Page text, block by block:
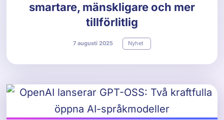
smartare, mänskligare och mer
tillförlitlig
7 augusti 2025 Nyhet